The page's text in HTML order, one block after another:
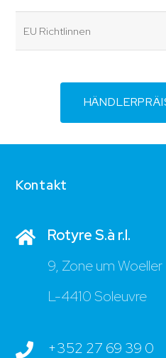
EU Richtlinnen
Kontakt
Rotyre S.à r.l.
9, Zone um Woeller
L-4410 Soleuvre
+352 27 69 39 0